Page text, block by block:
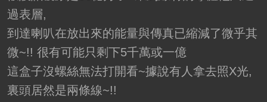
過表層,
到達喇叭在放出來的能量與傳真已縮減了微乎其
微~!! 很有可能只剩下5千萬或一億
這盒子沒螺絲無法打開看~據說有人拿去照X光,
裏頭居然是兩條線~!!